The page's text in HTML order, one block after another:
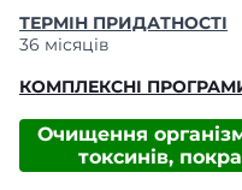
ТЕРМІН ПРИДАТНОСТІ
36 місяців
КОМПЛЕКСНІ
Очищення
токсинів,